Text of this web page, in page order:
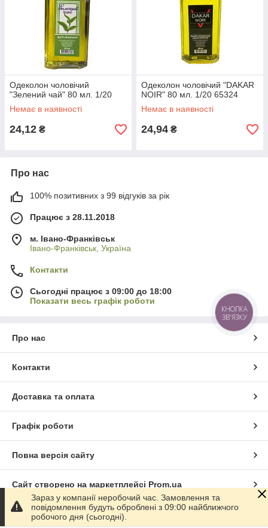
Одеколон чоловічий
"Зелений чай" 80 мл. 1/20
Немає в наявності
24,12 ₴
Одеколон чоловічий "DAKAR
NOIR" 80 мл. 1/20 65324
Немає в наявності
24,94 ₴
Про нас
100% позитивних з 99 відгуків за рік
Працює з 28.11.2018
м. Івано-Франківськ
Івано-Франківськ, Україна
Контакти
Сьогодні працює з 09:00 до 18:00
Показати весь графік роботи
Про нас
Контакти
Доставка та оплата
Графік роботи
Повна версія сайту
Сайт створено на маркетплейсі Prom.ua
Політика конфіденційності
Зараз у компанії неробочий час. Замовлення та
повідомлення будуть оброблені з 09:00 найближчого
робочого дня (сьогодні).
КНОПКА
ЗВ'ЯЗКУ